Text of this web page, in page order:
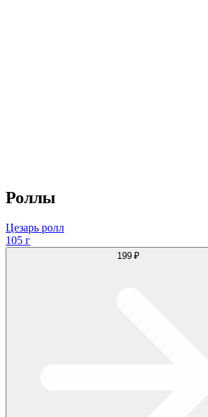
Роллы
Цезарь ролл
105 г
199 ₽